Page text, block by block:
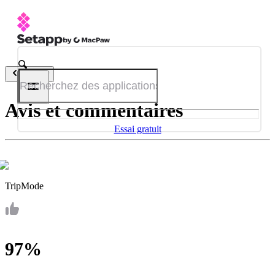
Essai gratuit
Retour
Avis et commentaires
TripMode
97%